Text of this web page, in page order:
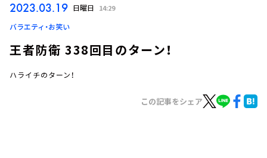
ログイン
2023.03.19 日曜日 14:29
バラエティ・お笑い
王者防衛 338回目のターン！
ハライチのターン！
この記事をシェア